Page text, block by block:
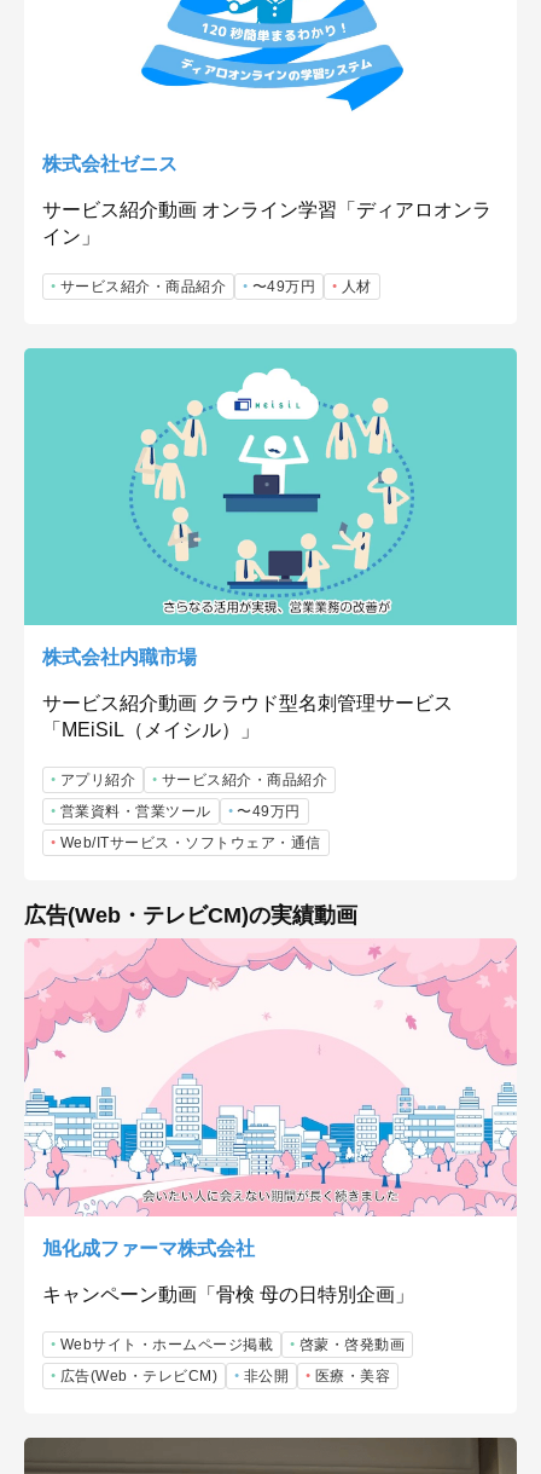
株式会社ゼニス
サービス紹介動画 オンライン学習「ディアロオンラ
イン」
サービス紹介・商品紹介 〜49万円 人材
株式会社内職市場
サービス紹介動画 クラウド型名刺管理サービス
「MEiSiL（メイシル）」
アプリ紹介
サービス紹介・商品紹介
営業資料・営業ツール
〜49万円
Web/ITサービス・ソフトウェア・通信
広告(Web・テレビCM)の実績動画
旭化成ファーマ株式会社
キャンペーン動画「骨検 母の日特別企画」
Webサイト・ホームページ掲載
啓蒙・啓発動画
広告(Web・テレビCM)
非公開 医療・美容